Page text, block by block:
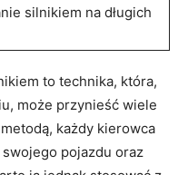
silnikiem na długich
to technika, która,
może przynieść wiele
każdy kierowca
pojazdu oraz